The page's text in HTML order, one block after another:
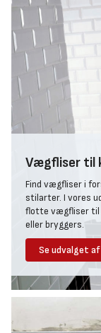
Vægfliser til
Find vægfliser i
stilarter. I vores
flotte vægfliser til
eller bryggers.
Se udvalget